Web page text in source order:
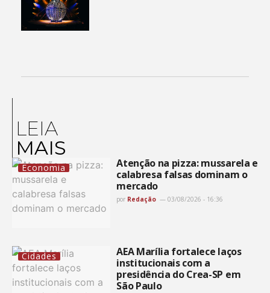
LEIA
MAIS
Economia
Atenção na pizza: mussarela e
calabresa falsas dominam o
mercado
por Redação 03/08/2026 - 16:36
Cidades
AEA Marília fortalece laços
institucionais com a
presidência do Crea-SP em
São Paulo